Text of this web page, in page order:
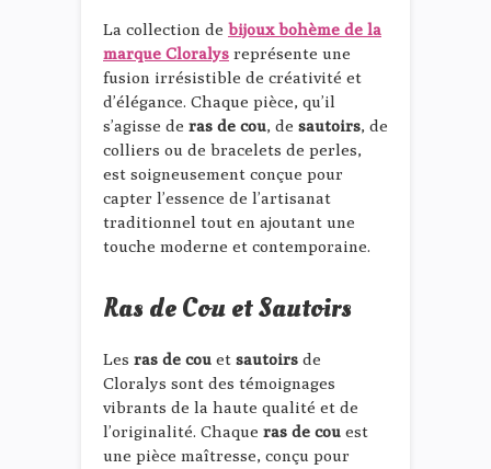
La collection de bijoux bohème de la
marque Cloralys représente une
fusion irrésistible de créativité et
d’élégance. Chaque pièce, qu’il
s’agisse de ras de cou, de sautoirs, de
colliers ou de bracelets de perles,
est soigneusement conçue pour
capter l’essence de l’artisanat
traditionnel tout en ajoutant une
touche moderne et contemporaine.
Ras de Cou et Sautoirs
Les ras de cou et sautoirs de
Cloralys sont des témoignages
vibrants de la haute qualité et de
l’originalité. Chaque ras de cou est
une pièce maîtresse, conçu pour